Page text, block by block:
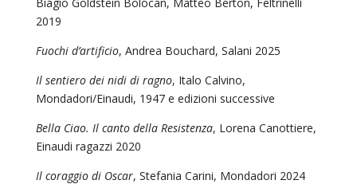
2019
Fuochi d’artificio, Andrea Bouchard, Salani 2025
Il sentiero dei nidi di ragno, Italo Calvino,
Mondadori/Einaudi, 1947 e edizioni successive
Bella Ciao. Il canto della Resistenza, Lorena Canottiere,
Einaudi ragazzi 2020
Il coraggio di Oscar, Stefania Carini, Mondadori 2024